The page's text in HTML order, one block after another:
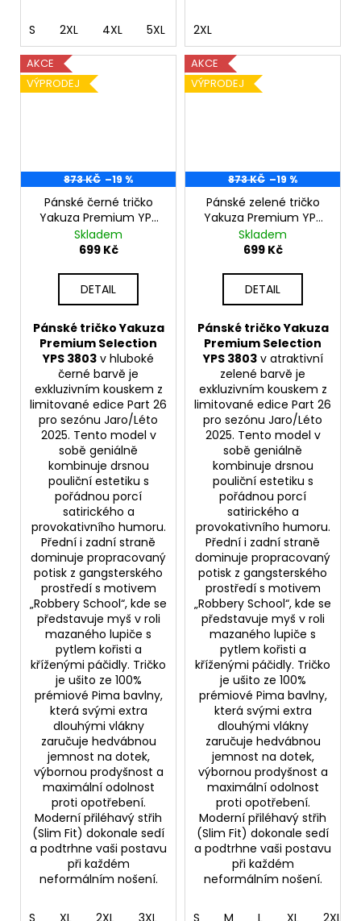
S 2XL 4XL 5XL 2XL
AKCE
VÝPRODEJ
873 KČ –19 %
Pánské černé tričko
Yakuza Premium YPS
3803 – Robbery School
Skladem
699 Kč
DETAIL
Pánské tričko Yakuza
Premium Selection
YPS 3803 v hluboké
černé barvě je
exkluzivním kouskem z
limitované edice Part 26
pro sezónu Jaro/Léto
2025. Tento model v
sobě geniálně
kombinuje drsnou
pouliční estetiku s
pořádnou porcí
satirického a
provokativního humoru.
Přední i zadní straně
dominuje propracovaný
potisk z gangsterského
prostředí s motivem
„Robbery School“, kde se
představuje myš v roli
mazaného lupiče s
pytlem kořisti a
kříženými páčidly. Tričko
je ušito ze 100%
prémiové Pima bavlny,
která svými extra
dlouhými vlákny
zaručuje hedvábnou
jemnost na dotek,
výbornou prodyšnost a
maximální odolnost
proti opotřebení.
Moderní přiléhavý střih
(Slim Fit) dokonale sedí
a podtrhne vaši postavu
při každém
neformálním nošení.
AKCE
VÝPRODEJ
873 KČ –19 %
Pánské zelené tričko
Yakuza Premium YPS
3803 – Robbery School
Skladem
699 Kč
DETAIL
Pánské tričko Yakuza
Premium Selection
YPS 3803v atraktivní
zelené barvě je
exkluzivním kouskem z
limitované edice Part 26
pro sezónu Jaro/Léto
2025. Tento model v
sobě geniálně
kombinuje drsnou
pouliční estetiku s
pořádnou porcí
satirického a
provokativního humoru.
Přední i zadní straně
dominuje propracovaný
potisk z gangsterského
prostředí s motivem
„Robbery School“, kde se
představuje myš v roli
mazaného lupiče s
pytlem kořisti a
kříženými páčidly. Tričko
je ušito ze 100%
prémiové Pima bavlny,
která svými extra
dlouhými vlákny
zaručuje hedvábnou
jemnost na dotek,
výbornou prodyšnost a
maximální odolnost
proti opotřebení.
Moderní přiléhavý střih
(Slim Fit) dokonale sedí
a podtrhne vaši postavu
při každém
neformálním nošení.